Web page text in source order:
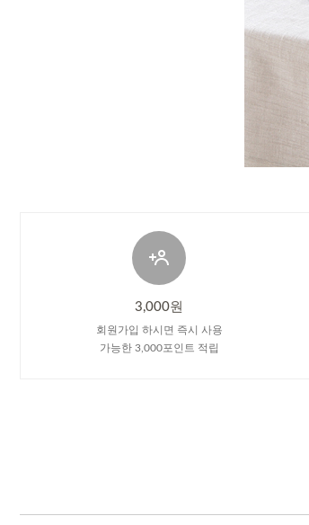
3,000원
회원가입 하시면 즉시 사용
가능한 3,000포인트 적립